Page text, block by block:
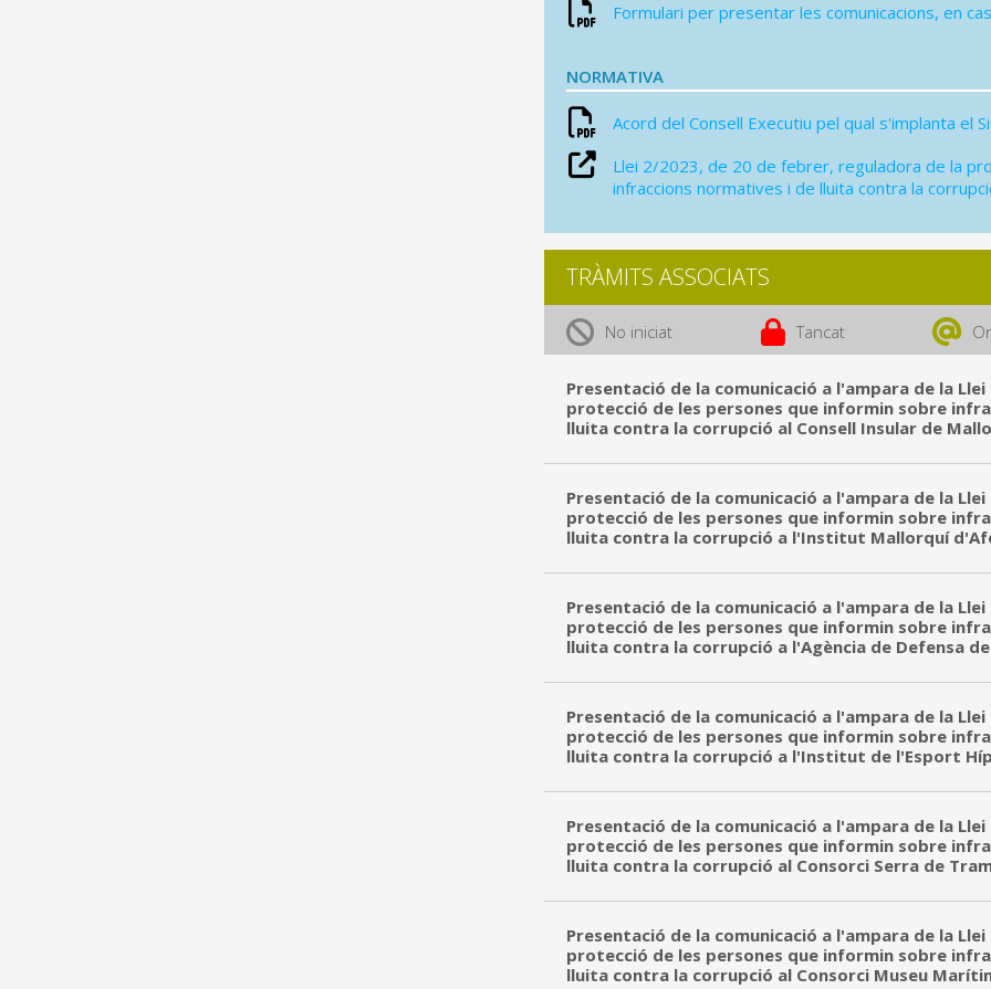
Formulari per presentar les comunicacions, en
NORMATIVA
Acord del Consell Executiu pel qual s'implanta el
Llei 2/2023, de 20 de febrer, reguladora de la
infraccions normatives i de lluita contra la
TRÀMITS ASSOCIATS
No iniciat Tancat
Presentació de la comunicació a l'ampara de la
protecció de les persones que informin sobre
lluita contra la corrupció al Consell Insular de
Presentació de la comunicació a l'ampara de la
protecció de les persones que informin sobre
lluita contra la corrupció a l'Institut Mallorquí
Presentació de la comunicació a l'ampara de la
protecció de les persones que informin sobre
lluita contra la corrupció a l'Agència de Defensa
Presentació de la comunicació a l'ampara de la
protecció de les persones que informin sobre
lluita contra la corrupció a l'Institut de l'Esport
Presentació de la comunicació a l'ampara de la
protecció de les persones que informin sobre
lluita contra la corrupció al Consorci Serra de
Presentació de la comunicació a l'ampara de la
protecció de les persones que informin sobre
lluita contra la corrupció al Consorci Museu